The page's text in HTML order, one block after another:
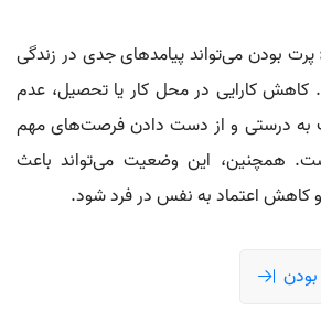
پرت بودن می‌تواند پیامدهای جدی در زندگی
کاهش کارایی در محل کار یا تحصیل، عدم
به درستی و از دست دادن فرصت‌های مهم
همچنین، این وضعیت می‌تواند باعث
کاهش اعتماد به نفس در فرد شود.